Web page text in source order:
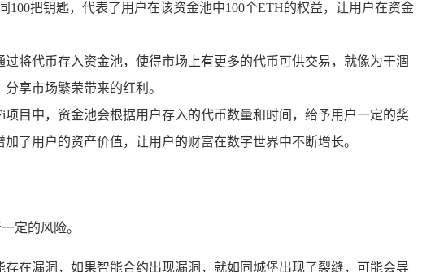
把钥匙，代表了用户在该资金池中100个ETH的权益，让用户在资金
将代币存入资金池，使得市场上有更多的代币可供交易，就像为干涸
享市场繁荣带来的红利。
目中，资金池会根据用户存入的代币数量和时间，给予用户一定的奖
了用户的资产价值，让用户的财富在数字世界中不断增长。
定的风险。
在漏洞，如果智能合约出现漏洞，就如同城堡出现了裂缝，可能会导